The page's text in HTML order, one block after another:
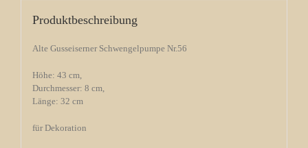
Produktbeschreibung
Alte Gusseiserner Schwengelpumpe Nr.56
Höhe: 43 cm,
Durchmesser: 8 cm,
Länge: 32 cm
für Dekoration